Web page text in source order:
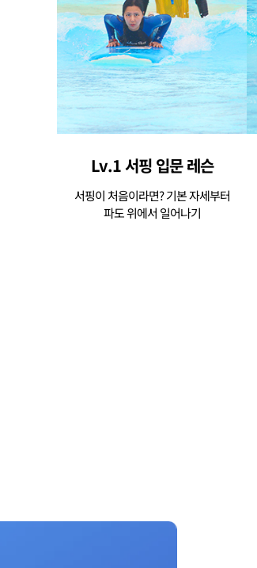
Lv.1 서핑 입문 레슨
서핑이 처음이라면? 기본 자세부터
파도 위에서 일어나기